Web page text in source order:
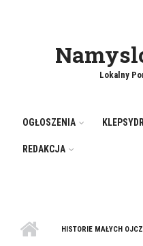
Lokalny
OGŁOSZENIA
REDAKCJA
HISTORIE MAŁYCH